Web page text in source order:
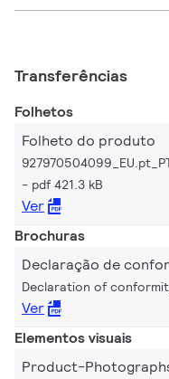
Transferências
Folhetos
Folheto do produto
pdf 421.3 kB
Ver
Brochuras
Declaração de
Declaration of
Ver
Elementos visuais
Product-